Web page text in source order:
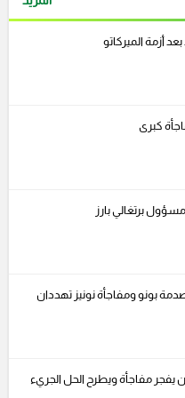
أزمة الميركاتو
كبرى
برتغالي بارز
بونو ومفاجأة نونيز تهددان
يفجر مفاجأة ويطرح الحل الجريء